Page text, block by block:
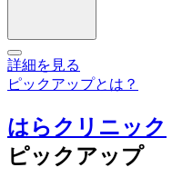
詳細を見る
ピックアップとは？
はらクリニック
ピックアップ